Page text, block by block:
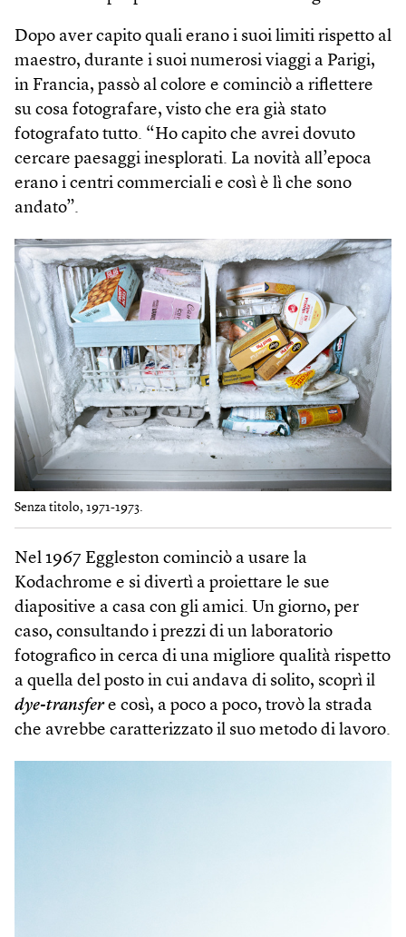
Dopo aver capito quali erano i suoi limiti rispetto al
maestro, durante i suoi numerosi viaggi a Parigi,
in Francia, passò al colore e cominciò a riflettere
su cosa fotografare, visto che era già stato
fotografato tutto. “Ho capito che avrei dovuto
cercare paesaggi inesplorati. La novità all’epoca
erano i centri commerciali e così è lì che sono
andato”.
Senza titolo, 1971-1973.
Nel 1967 Eggleston cominciò a usare la
Kodachrome e si divertì a proiettare le sue
diapositive a casa con gli amici. Un giorno, per
caso, consultando i prezzi di un laboratorio
fotografico in cerca di una migliore qualità rispetto
a quella del posto in cui andava di solito, scoprì il
dye-transfere così, a poco a poco, trovò la strada
che avrebbe caratterizzato il suo metodo di lavoro.